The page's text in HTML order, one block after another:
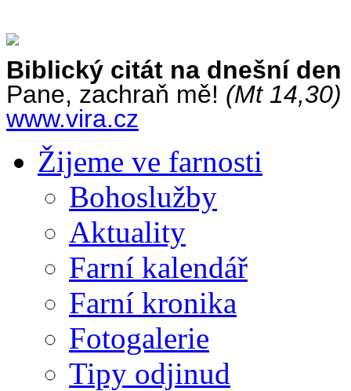
Biblický citát na dnešní den
Pane, zachraň mě! (Mt 14,30)
www.vira.cz
Žijeme ve farnosti
Bohoslužby
Aktuality
Farní kalendář
Farní kronika
Fotogalerie
Tipy odjinud